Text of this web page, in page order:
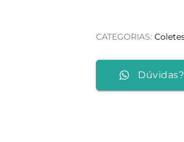
LINE”
CATEGORIAS: